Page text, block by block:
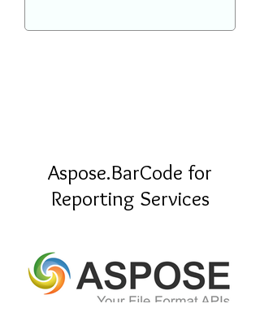
Aspose.BarCode for
Reporting Services